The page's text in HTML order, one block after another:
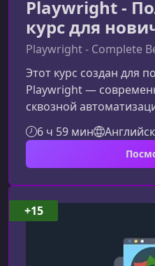
Playwright -
курс для
Playwright - Complete
Этот курс создан для
Playwright —
сквозной
стремительно стал
тестировании.
новичкам, так и тем,
профессиональный
автоматизации.Что
инструментом для
простоту для
возможности для
6 ч 59 мин
+15